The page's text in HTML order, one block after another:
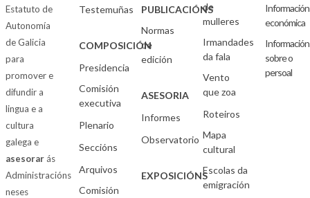
Estatuto de
Autonomía
de Galicia
para
promover e
difundir a
lingua e a
cultura
galega e
asesorarás
Administracións
neses
Testemuñas
COMPOSICIÓN
Presidencia
Comisión
executiva
Plenario
Seccións
Arquivos
Comisión
PUBLICACIÓNS
Normas
de
edición
ASESORIA
Informes
Observatorio
EXPOSICIÓNS
de
mulleres
Irmandades
da fala
Vento
que zoa
Roteiros
Mapa
cultural
Escolas da
emigración
Información
económica
Información
sobre o
persoal